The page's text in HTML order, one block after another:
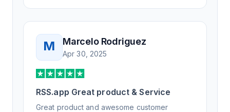
M Marcelo Rodriguez
Apr 30, 2025
RSS.app Great product & Service
Great product and awesome customer